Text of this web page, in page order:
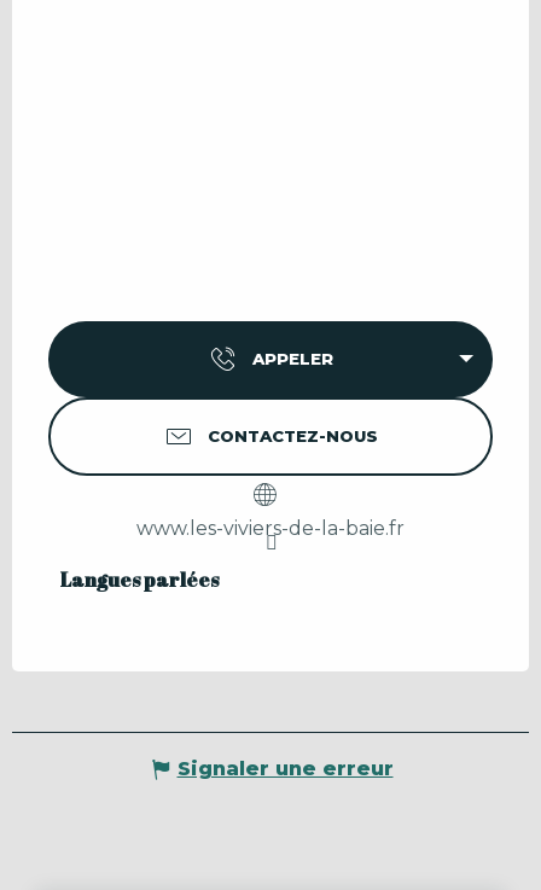
APPELER
CONTACTEZ-NOUS
www.les-viviers-de-la-baie.fr
Langues parlées
Langues parlées
Signaler une erreur